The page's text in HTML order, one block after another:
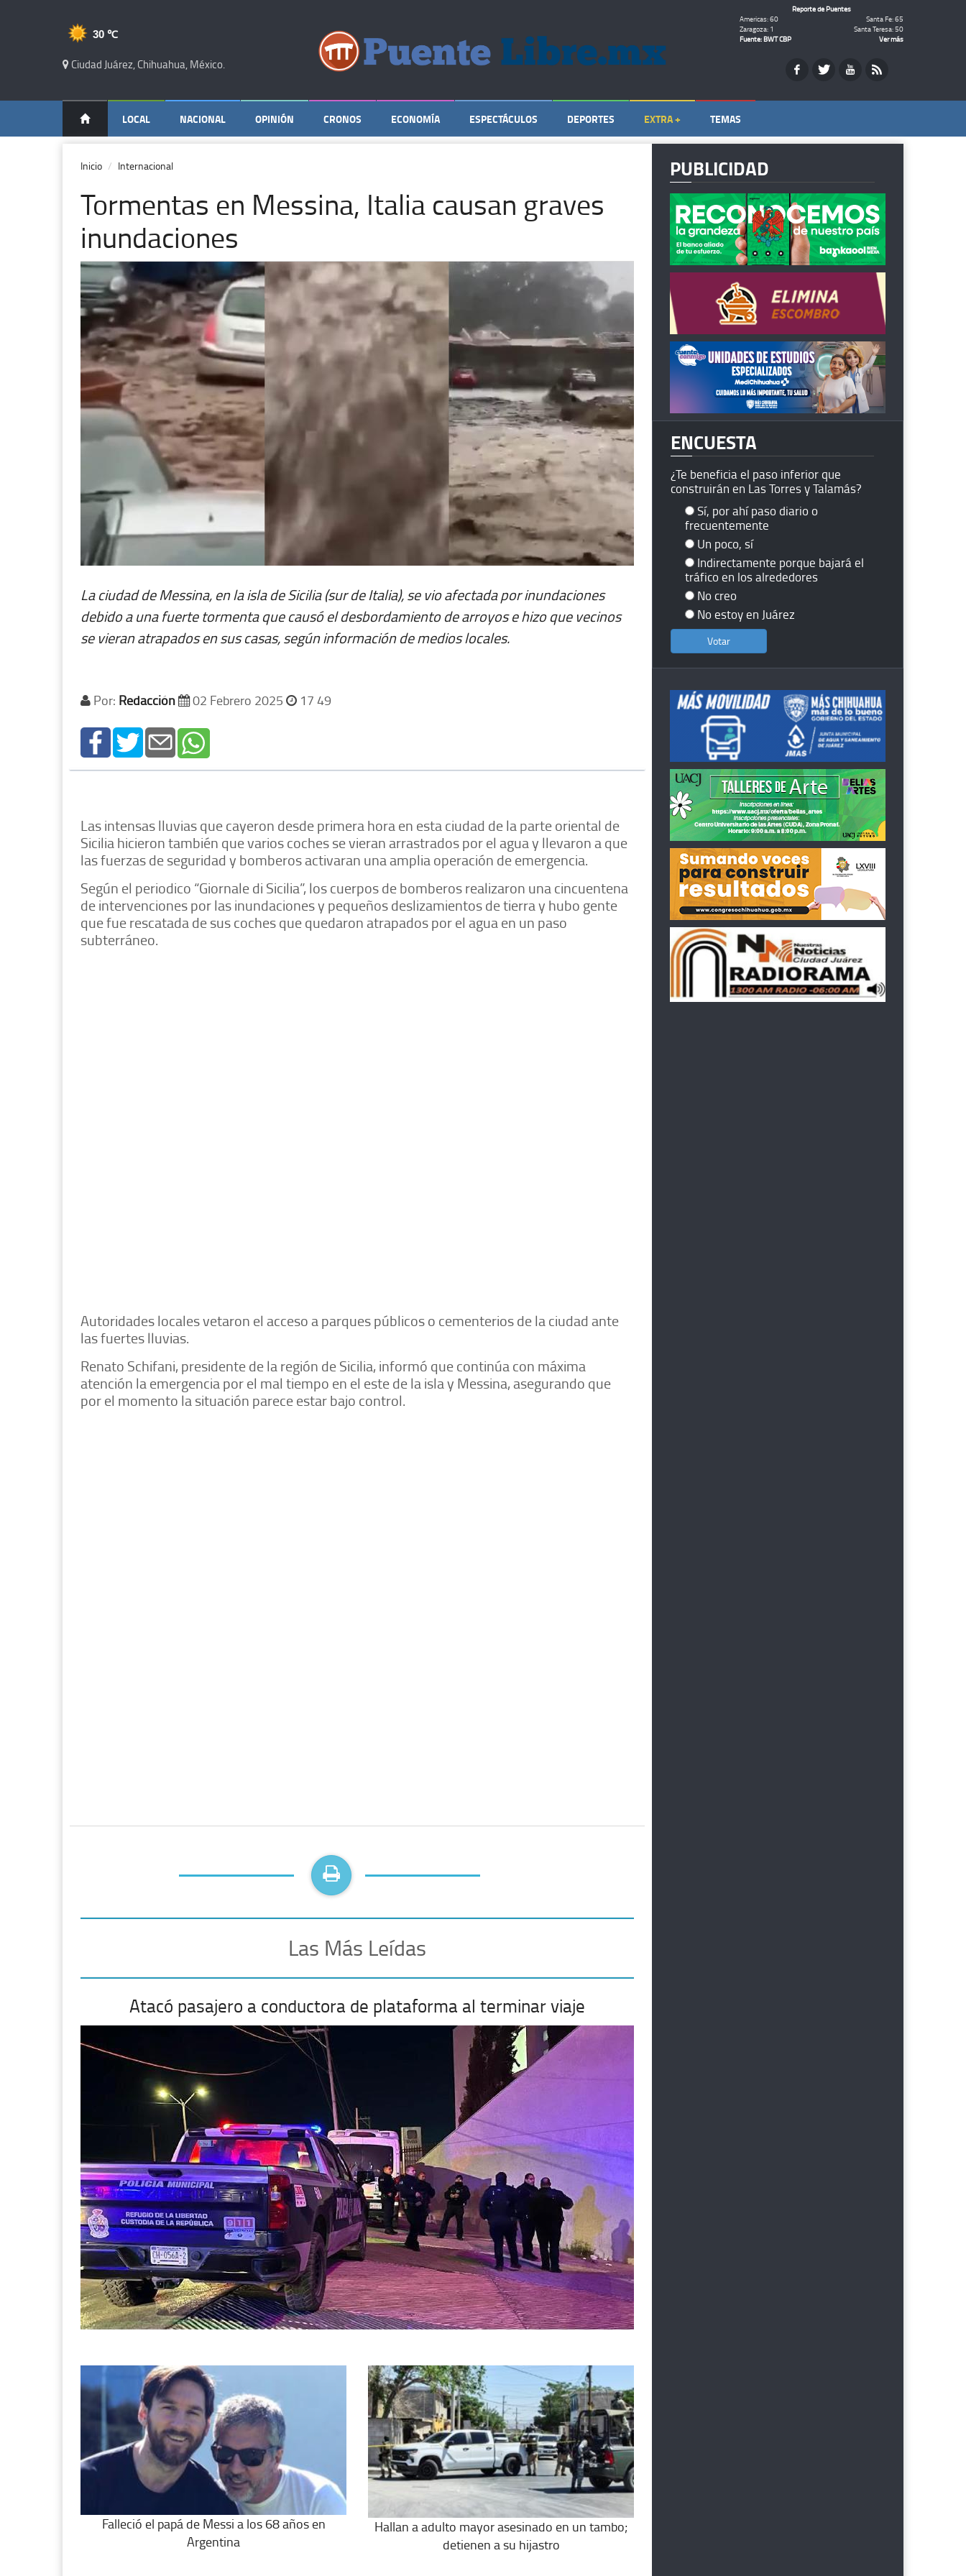
30 ℃
Ciudad Juárez, Chihuahua, México.
Reporte de Puentes
Americas: 60
Santa Fe: 65
Zaragoza: 1
Santa Teresa: 50
Fuente: BWT CBP
Ver más
LOCAL NACIONAL OPINIÓN CRONOS ECONOMÍA ESPECTÁCULOS DEPORTES EXTRA + TEMAS
Inicio Internacional
Tormentas en Messina, Italia causan graves
inundaciones
La ciudad de Messina, en la isla de Sicilia (sur de Italia), se vio afectada por inundaciones
debido a una fuerte tormenta que causó el desbordamiento de arroyos e hizo que vecinos
se vieran atrapados en sus casas, según información de medios locales.
Por: Redacción 02 Febrero 2025 17 49
Las intensas lluvias que cayeron desde primera hora en esta ciudad de la parte oriental de
Sicilia hicieron también que varios coches se vieran arrastrados por el agua y llevaron a que
las fuerzas de seguridad y bomberos activaran una amplia operación de emergencia.
Según el periodico “Giornale di Sicilia”, los cuerpos de bomberos realizaron una cincuentena
de intervenciones por las inundaciones y pequeños deslizamientos de tierra y hubo gente
que fue rescatada de sus coches que quedaron atrapados por el agua en un paso
subterráneo.
Autoridades locales vetaron el acceso a parques públicos o cementerios de la ciudad ante
las fuertes lluvias.
Renato Schifani, presidente de la región de Sicilia, informó que continúa con máxima
atención la emergencia por el mal tiempo en el este de la isla y Messina, asegurando que
por el momento la situación parece estar bajo control.
Las Más Leídas
Atacó pasajero a conductora de plataforma al terminar viaje
Falleció el papá de Messi a los 68 años en
Argentina
Hallan a adulto mayor asesinado en un tambo;
detienen a su hijastro
PUBLICIDAD
ENCUESTA
¿Te beneficia el paso inferior que
construirán en Las Torres y Talamás?
Sí, por ahí paso diario o
frecuentemente
Un poco, sí
Indirectamente porque bajará el
tráfico en los alrededores
No creo
No estoy en Juárez